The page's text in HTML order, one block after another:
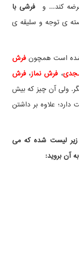
کند... و فرشی با
ی توجه و سلیقه ی
شده است همچونفرش
، فرش نماز، فرش
ولی آن چیز که بیش
علاوه بر داشتن
لیست شده که می
آن بروید: